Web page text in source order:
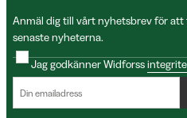
Anmäl dig till vårt nyhetsbrev för
senaste nyheterna.
Jag godkänner Widforss